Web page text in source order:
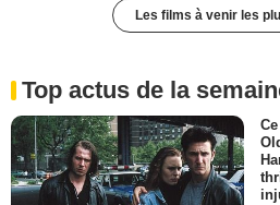
Les films à venir les
Top actus de la